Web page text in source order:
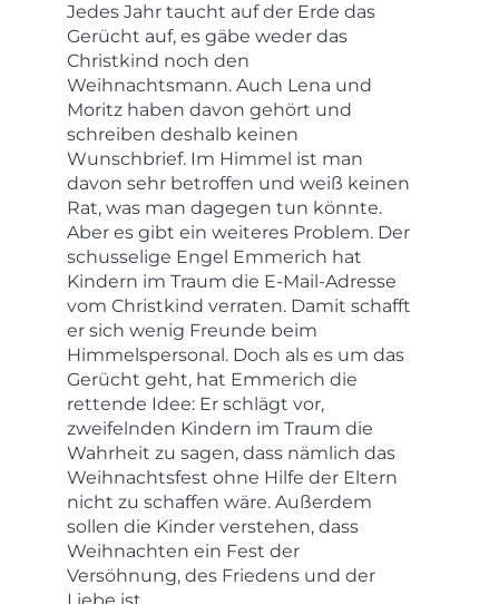
Jedes Jahr taucht auf der Erde das
Gerücht auf, es gäbe weder das
Christkind noch den
Weihnachtsmann. Auch Lena und
Moritz haben davon gehört und
schreiben deshalb keinen
Wunschbrief. Im Himmel ist man
davon sehr betroffen und weiß keinen
Rat, was man dagegen tun könnte.
Aber es gibt ein weiteres Problem. Der
schusselige Engel Emmerich hat
Kindern im Traum die E-Mail-Adresse
vom Christkind verraten. Damit schafft
er sich wenig Freunde beim
Himmelspersonal. Doch als es um das
Gerücht geht, hat Emmerich die
rettende Idee: Er schlägt vor,
zweifelnden Kindern im Traum die
Wahrheit zu sagen, dass nämlich das
Weihnachtsfest ohne Hilfe der Eltern
nicht zu schaffen wäre. Außerdem
sollen die Kinder verstehen, dass
Weihnachten ein Fest der
Versöhnung, des Friedens und der